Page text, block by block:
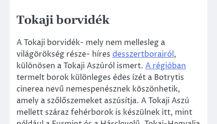
Tokaji borvidék
A Tokaji borvidék- mely nem mellesleg a
világörökség része- híres desszertborairól,
különösen a Tokaji Aszúról ismert. A régióban
termelt borok különleges édes ízét a Botrytis
cinerea nevű nemespenésznek köszönhetik,
amely a szőlőszemeket aszúsítja. A Tokaji Aszú
mellett száraz fehérborok is készülnek itt, mint